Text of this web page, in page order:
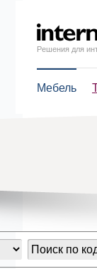
Решения для
Мебель